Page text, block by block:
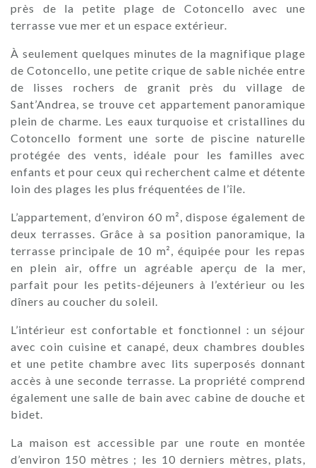
près de la petite plage de Cotoncello avec une
terrasse vue mer et un espace extérieur.
À seulement quelques minutes de la magnifique plage
de Cotoncello, une petite crique de sable nichée entre
de lisses rochers de granit près du village de
Sant’Andrea, se trouve cet appartement panoramique
plein de charme. Les eaux turquoise et cristallines du
Cotoncello forment une sorte de piscine naturelle
protégée des vents, idéale pour les familles avec
enfants et pour ceux qui recherchent calme et détente
loin des plages les plus fréquentées de l’île.
L’appartement, d’environ 60 m², dispose également de
deux terrasses. Grâce à sa position panoramique, la
terrasse principale de 10 m², équipée pour les repas
en plein air, offre un agréable aperçu de la mer,
parfait pour les petits-déjeuners à l’extérieur ou les
dîners au coucher du soleil.
L’intérieur est confortable et fonctionnel : un séjour
avec coin cuisine et canapé, deux chambres doubles
et une petite chambre avec lits superposés donnant
accès à une seconde terrasse. La propriété comprend
également une salle de bain avec cabine de douche et
bidet.
La maison est accessible par une route en montée
d’environ 150 mètres ; les 10 derniers mètres, plats,